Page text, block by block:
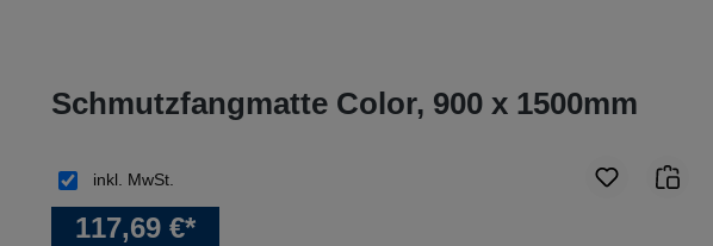
Schmutzfangmatte Color, 900 x 1500mm
117,69 €*
inkl. MwSt.